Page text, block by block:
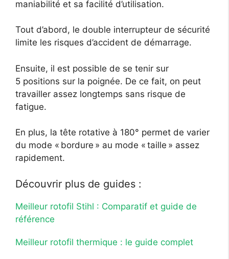
maniabilité et sa facilité d’utilisation.
Tout d’abord, le double interrupteur de sécurité
limite les risques d’accident de démarrage.
Ensuite, il est possible de se tenir sur
5 positions sur la poignée. De ce fait, on peut
travailler assez longtemps sans risque de
fatigue.
En plus, la tête rotative à 180° permet de varier
du mode « bordure » au mode « taille » assez
rapidement.
Découvrir plus de guides :
Meilleur rotofil Stihl : Comparatif et guide de
référence
Meilleur rotofil thermique : le guide complet